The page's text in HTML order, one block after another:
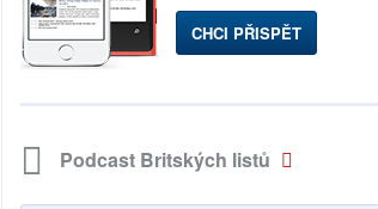
CHCI PŘISPĚT
Podcast Britských listů